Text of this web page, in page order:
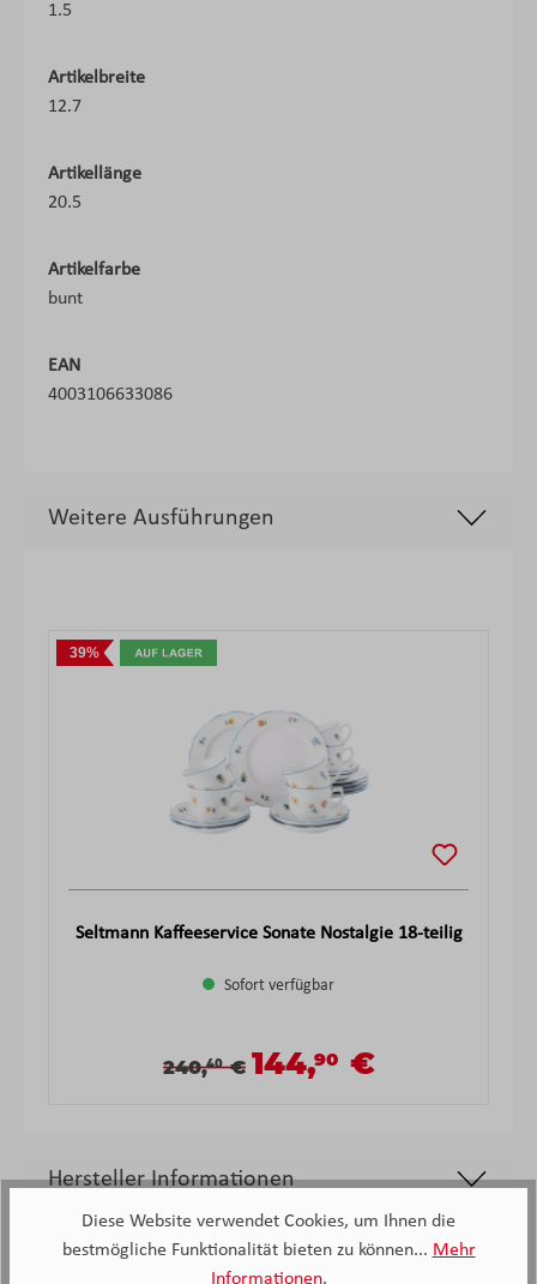
1.5
Artikelbreite
12.7
Artikellänge
20.5
Artikelfarbe
bunt
EAN
4003106633086
Weitere Ausführungen
39%
Seltmann Kaffeeservice Sonate Nostalgie 18-teilig
Sofort verfügbar
Verkaufspreis:
Regulärer Preis:
240,40€ Verkaufspreis:
144,90 €
Hersteller Informationen
Diese Website verwendet Cookies, um Ihnen die
bestmögliche Funktionalität bieten zu können... Mehr
Informationen.